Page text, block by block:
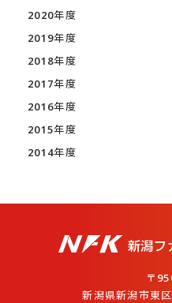
2020年度
2019年度
2018年度
2017年度
2016年度
2015年度
2014年度
〒
新潟県新潟市東